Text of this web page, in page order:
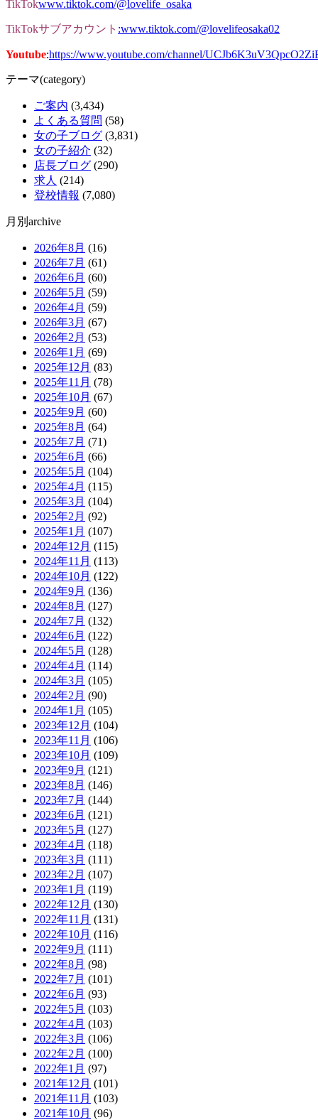
TikTokwww.tiktok.com/@lovelife_osaka
TikTokサブアカウント :www.tiktok.com/@lovelifeosaka02
Youtube:https://www.youtube.com/channel/
テーマ(category)
ご案内 (3,434)
よくある質問 (58)
女の子ブログ (3,831)
女の子紹介 (32)
店長ブログ (290)
求人 (214)
登校情報 (7,080)
月別archive
2026年8月 (16)
2026年7月 (61)
2026年6月 (60)
2026年5月 (59)
2026年4月 (59)
2026年3月 (67)
2026年2月 (53)
2026年1月 (69)
2025年12月 (83)
2025年11月 (78)
2025年10月 (67)
2025年9月 (60)
2025年8月 (64)
2025年7月 (71)
2025年6月 (66)
2025年5月 (104)
2025年4月 (115)
2025年3月 (104)
2025年2月 (92)
2025年1月 (107)
2024年12月 (115)
2024年11月 (113)
2024年10月 (122)
2024年9月 (136)
2024年8月 (127)
2024年7月 (132)
2024年6月 (122)
2024年5月 (128)
2024年4月 (114)
2024年3月 (105)
2024年2月 (90)
2024年1月 (105)
2023年12月 (104)
2023年11月 (106)
2023年10月 (109)
2023年9月 (121)
2023年8月 (146)
2023年7月 (144)
2023年6月 (121)
2023年5月 (127)
2023年4月 (118)
2023年3月 (111)
2023年2月 (107)
2023年1月 (119)
2022年12月 (130)
2022年11月 (131)
2022年10月 (116)
2022年9月 (111)
2022年8月 (98)
2022年7月 (101)
2022年6月 (93)
2022年5月 (103)
2022年4月 (103)
2022年3月 (106)
2022年2月 (100)
2022年1月 (97)
2021年12月 (101)
2021年11月 (103)
2021年10月 (96)